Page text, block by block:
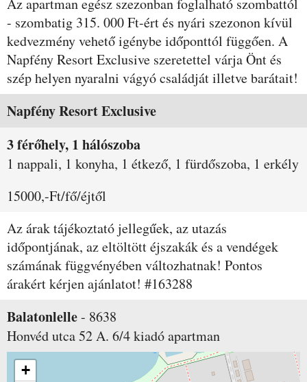
Az apartman egész szezonban foglalható szombattól
- szombatig 315. 000 Ft-ért és nyári szezonon kívül
kedvezmény vehető igénybe időponttól függően. A
Napfény Resort Exclusive szeretettel várja Önt és
szép helyen nyaralni vágyó családját illetve barátait!
Szobák és árak
Napfény Resort Exclusive
3 férőhely, 1 hálószoba
1 nappali, 1 konyha, 1 étkező, 1 fürdőszoba, 1 erkély
15000,-Ft/fő/éjtől
Az árak tájékoztató jellegűek, az utazás
időpontjának, az eltöltött éjszakák és a vendégek
számának függvényében változhatnak! Pontos
árakért kérjen ajánlatot! #163288
Balatonlelle- 8638
Honvéd utca 52 A. 6/4kiadó apartman
+